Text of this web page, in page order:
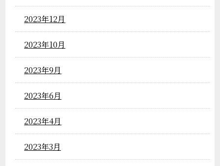
2023年12月
2023年10月
2023年9月
2023年6月
2023年4月
2023年3月